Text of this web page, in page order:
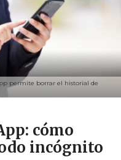
permite borrar el historial de
cómo
incógnito